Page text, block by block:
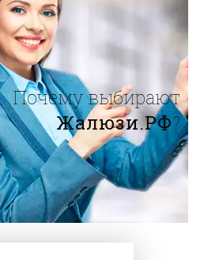
Почему выбирают
Жалюзи.РФ?